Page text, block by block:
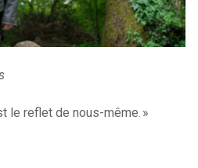
le reflet de nous-même. »